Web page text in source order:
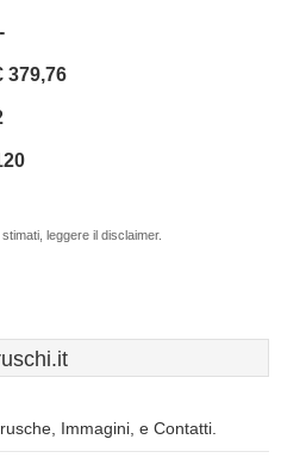
379,76
leggere il disclaimer.
Immagini, e Contatti.